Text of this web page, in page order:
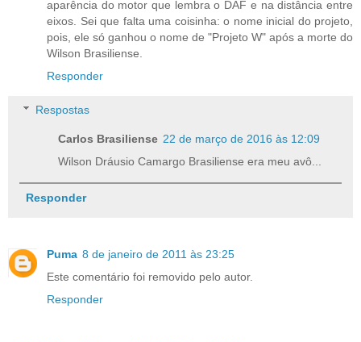
aparência do motor que lembra o DAF e na distância entre
eixos. Sei que falta uma coisinha: o nome inicial do projeto,
pois, ele só ganhou o nome de "Projeto W" após a morte do
Wilson Brasiliense.
Responder
Respostas
Carlos Brasiliense 22 de março de 2016 às 12:09
Wilson Dráusio Camargo Brasiliense era meu avô...
Responder
Puma 8 de janeiro de 2011 às 23:25
Este comentário foi removido pelo autor.
Responder